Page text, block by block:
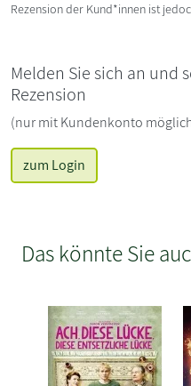
Rezension der Kund*innen ist
Melden Sie sich an und
Rezension
(nur mit Kundenkonto
zum Login
Das könnte Sie